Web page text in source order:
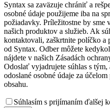
Syntax sa zaväzuje chrániť a
osobné údaje použijeme iba na
požiadavky. Príležitostne by
našich produktov a služieb. Ak
kontaktovali, zaškrtnite políčko
od Syntax. Odber môžete
nájdete v našich Zásadách
Odoslať vyjadrujete súhlas s
odoslané osobné údaje za
obsahu.
Súhlasím s prijímaním ďalšej